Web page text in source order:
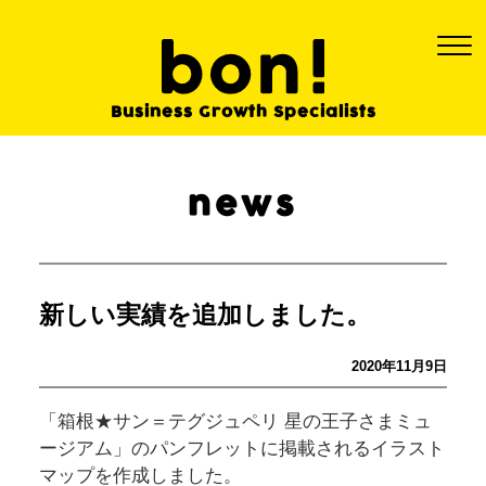
Business Growth Specialists
news
新しい実績を追加しました。
2020年11月9日
「箱根★サン＝テグジュペリ 星の王子さまミュ
ージアム」のパンフレットに掲載されるイラスト
マップを作成しました。